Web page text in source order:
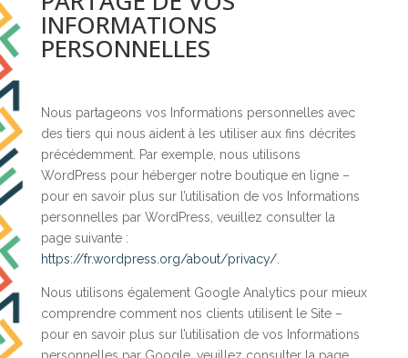
INFORMATIONS
PERSONNELLES
Nous partageons vos Informations personnelles avec
des tiers qui nous aident à les utiliser aux fins décrites
précédemment. Par exemple, nous utilisons
WordPress pour héberger notre boutique en ligne –
pour en savoir plus sur l’utilisation de vos Informations
personnelles par WordPress, veuillez consulter la
page suivante :
https://fr.wordpress.org/about/privacy/.
Nous utilisons également Google Analytics pour mieux
comprendre comment nos clients utilisent le Site –
pour en savoir plus sur l’utilisation de vos Informations